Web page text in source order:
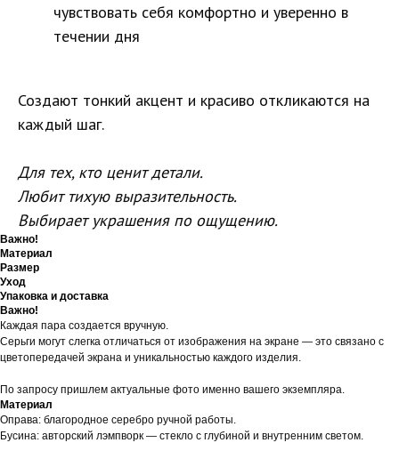
чувствовать себя комфортно и уверенно в
течении дня
Создают тонкий акцент и красиво откликаются на
каждый шаг.
Для тех, кто ценит детали.
Любит тихую выразительность.
Выбирает украшения по ощущению.
Важно!
Материал
Размер
Уход
Упаковка и доставка
Важно!
Каждая пара создается вручную.
Серьги могут слегка отличаться от изображения на экране — это связано с
цветопередачей экрана и уникальностью каждого изделия.
По запросу пришлем актуальные фото именно вашего экземпляра.
Материал
Оправа: благородное серебро ручной работы.
Бусина: авторский лэмпворк — стекло с глубиной и внутренним светом.